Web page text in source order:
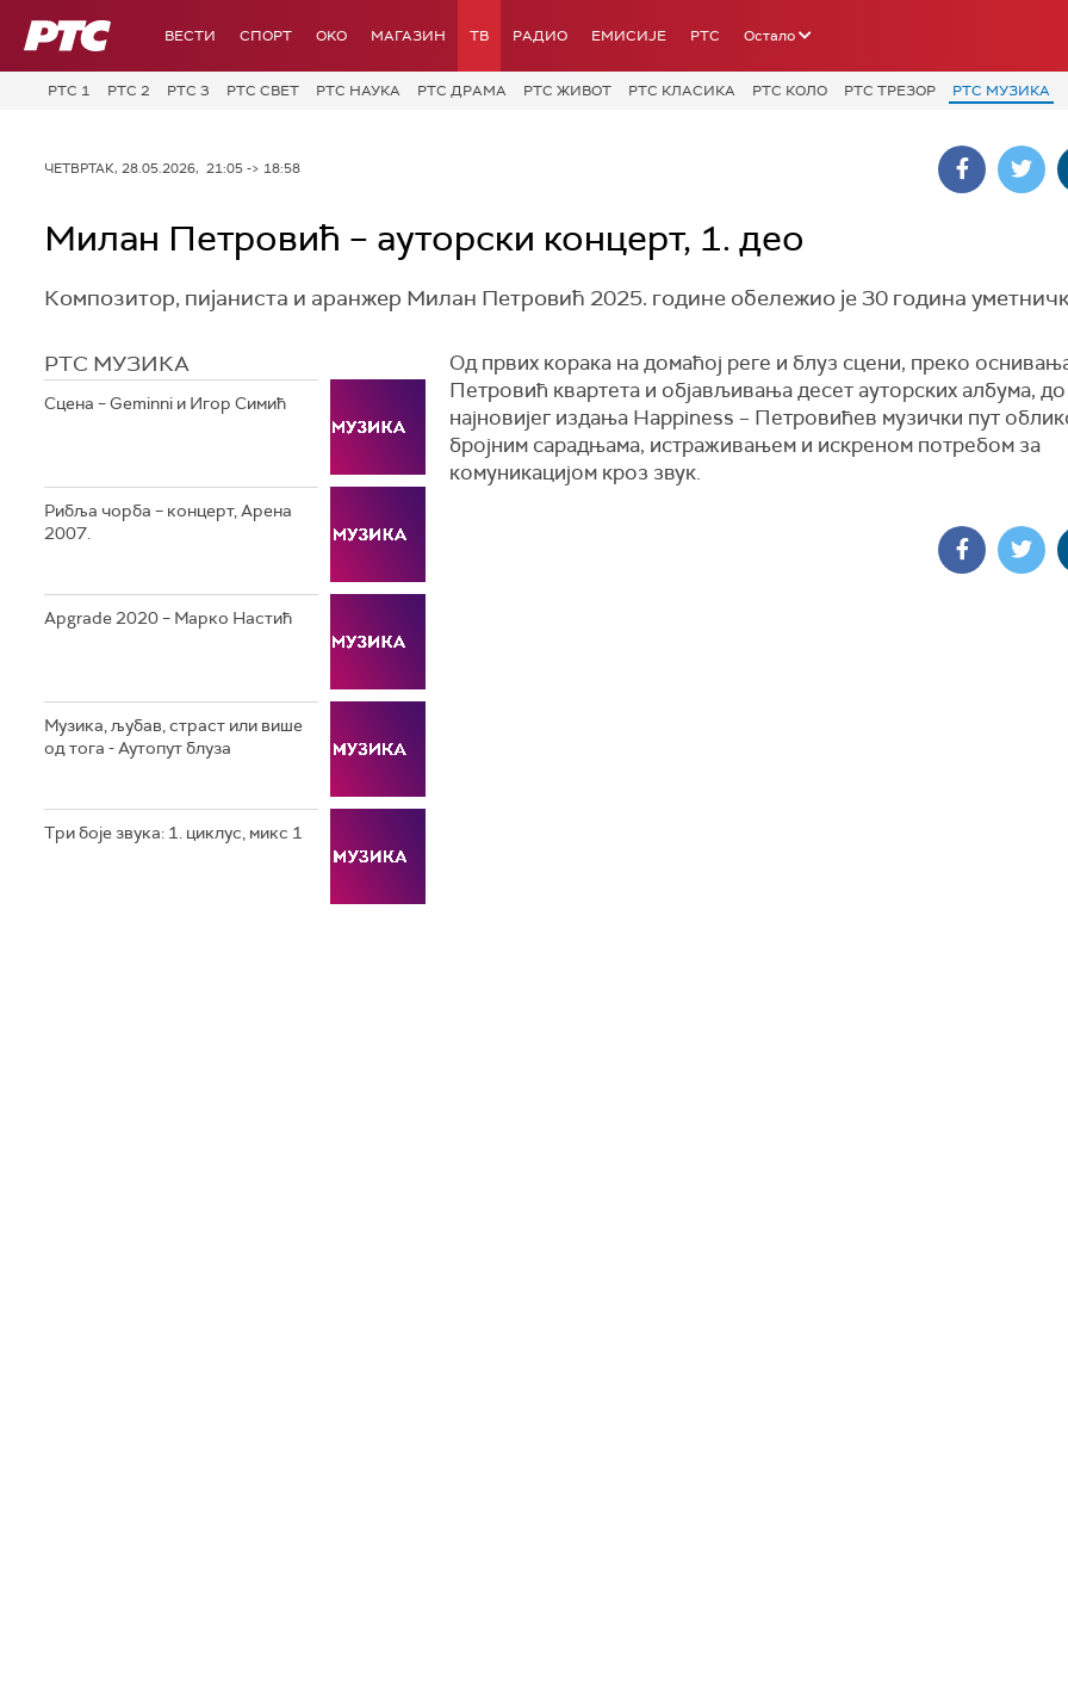
РТС ВЕСТИ СПОРТ OKO МАГАЗИН ТВ РАДИО ЕМИСИЈЕ РТС Остало
РТС 1 РТС 2 РТС 3 РТС СВЕТ РТС НАУКА РТС ДРАМА РТС ЖИВОТ РТС КЛАСИКА РТС КОЛО РТС ТРЕЗОР РТС МУЗИКА
ЧЕТВРТАК, 28.05.2026, 21:05 -> 18:58
Милан Петровић – ауторски концерт, 1. део
Композитор, пијаниста и аранжер Милан Петровић 2025. године обележио је 30 година
РТС МУЗИКА
Сцена – Geminni и Игор Симић
Рибља чорба – концерт, Арена
2007.
Apgrade 2020 – Марко Настић
Музика, љубав, страст или више
од тога - Аутопут блуза
Три боје звука: 1. циклус, микс 1
Од првих корака на домаћој реге и блуз сцени, преко
Петровић квартета и објављивања десет ауторских албума, до
најновијег издања Happiness – Петровићев музички пут
бројним сарадњама, истраживањем и искреном потребом за
комуникацијом кроз звук.